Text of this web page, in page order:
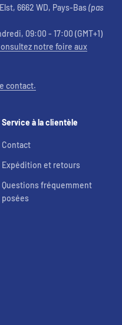
6662 WD, Pays-Bas(pas
09:00 - 17:00 (GMT+1)
notre foire aux
contact.
Service à la clientèle
Contact
Expédition et retours
Questions fréquemment
posées